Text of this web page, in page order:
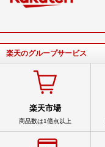
楽天のグループサービス
楽天市場
商品数は1億点以上